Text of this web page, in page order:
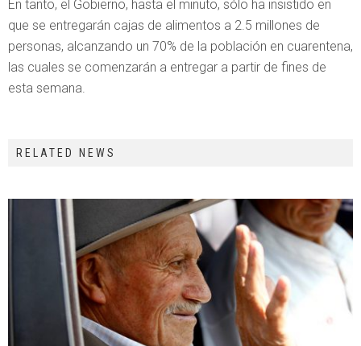
En tanto, el Gobierno, hasta el minuto, sólo ha insistido en
que se entregarán cajas de alimentos a 2.5 millones de
personas, alcanzando un 70% de la población en cuarentena,
las cuales se comenzarán a entregar a partir de fines de
esta semana.
RELATED NEWS